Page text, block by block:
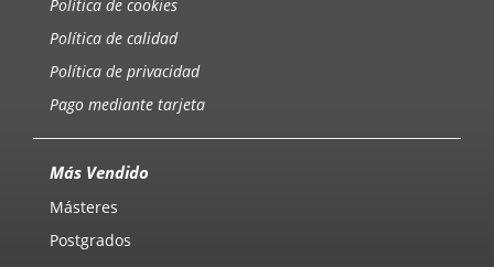
Política de cookies
Política de calidad
Política de privacidad
Pago mediante tarjeta
Más Vendido
Másteres
Postgrados